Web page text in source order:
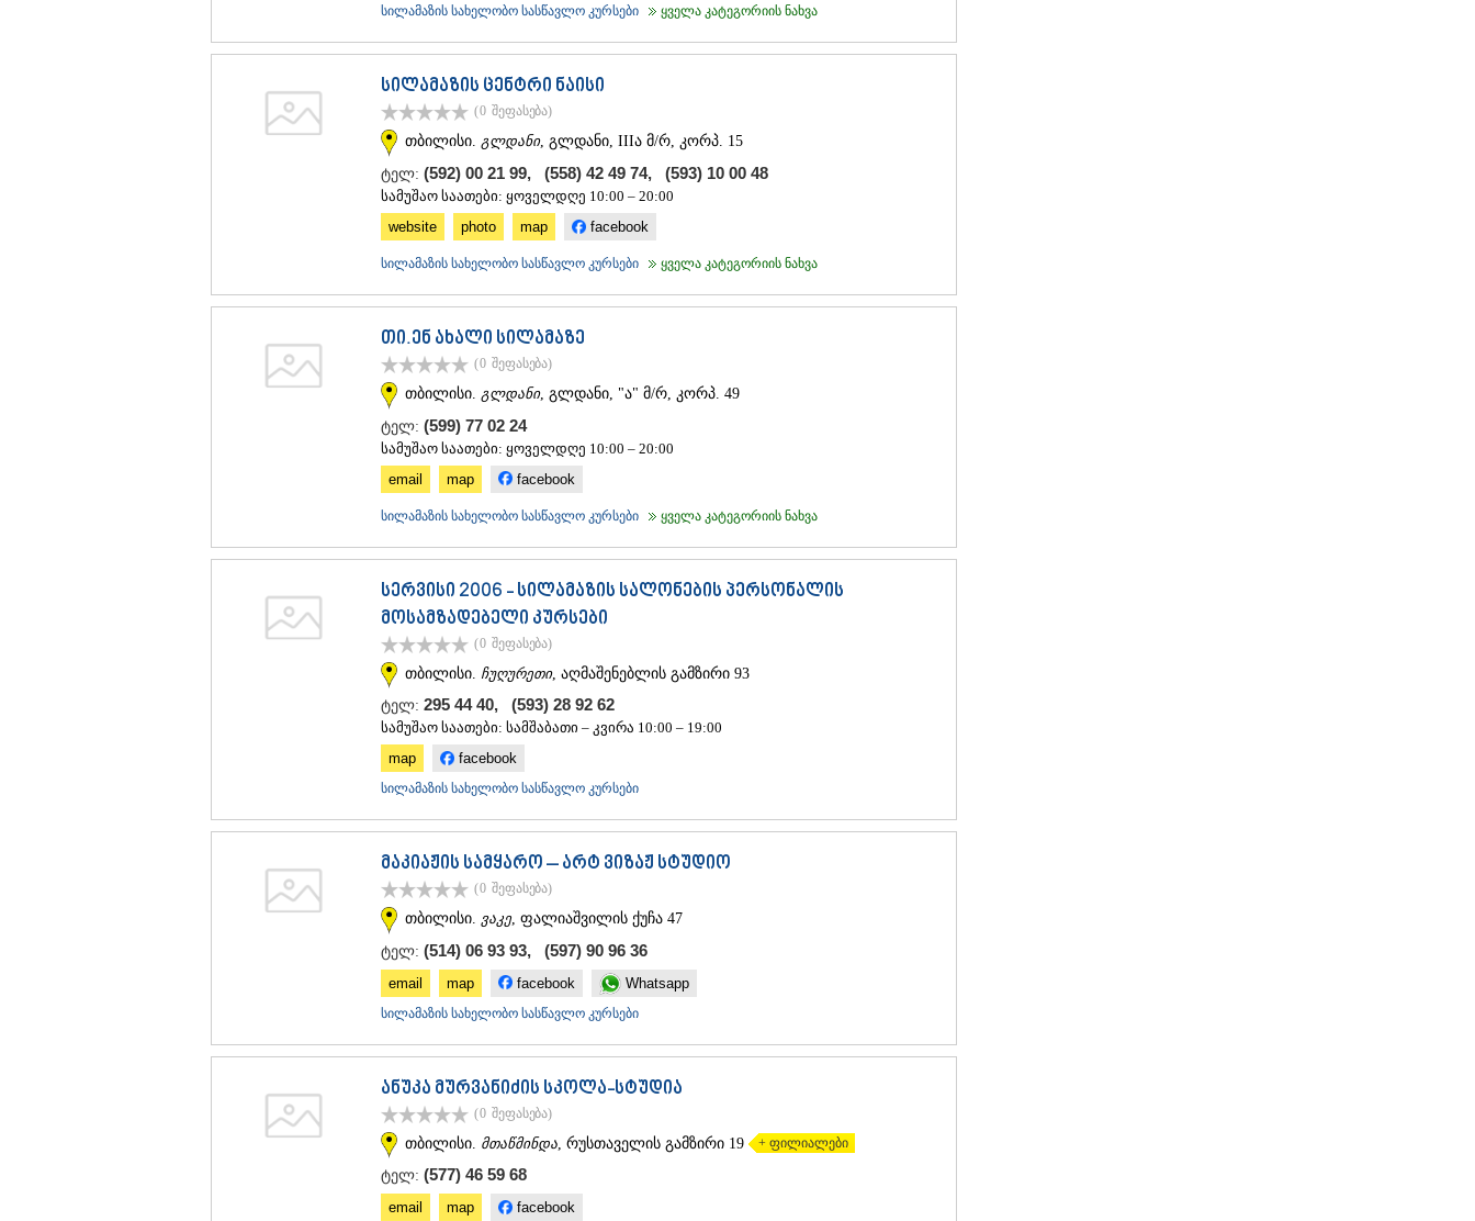
ᲡᲐᲥᲐᲠᲗᲕᲔᲚᲝ
სილამაზის სახელობო სასწავლო კურსები ყველა კატეგორიის ნახვა
სილამაზის ცენტრი ნაისი
(0 შეფასება)
თბილისი. გლდანი, გლდანი, IIIა მ/რ, კორპ. 15
ტელ: (592) 00 21 99, (558) 42 49 74, (593) 10 00 48
სამუშაო საათები: ყოველდღე 10:00 – 20:00
website
photo map facebook
სილამაზის სახელობო სასწავლო კურსები ყველა კატეგორიის ნახვა
თი.ენ ახალი სილამაზე
(0 შეფასება)
თბილისი. გლდანი, გლდანი, "ა" მ/რ, კორპ. 49
ტელ: (599) 77 02 24
სამუშაო საათები: ყოველდღე 10:00 – 20:00
email
map facebook
სილამაზის სახელობო სასწავლო კურსები ყველა კატეგორიის ნახვა
სერვისი 2006 - სილამაზის სალონების პერსონალის
მოსამზადებელი კურსები
(0 შეფასება)
თბილისი. ჩუღურეთი, აღმაშენებლის გამზირი 93
ტელ: 295 44 40, (593) 28 92 62
სამუშაო საათები: სამშაბათი – კვირა 10:00 – 19:00
map
facebook
სილამაზის სახელობო სასწავლო კურსები
მაკიაჟის სამყარო – არტ ვიზაჟ სტუდიო
(0 შეფასება)
თბილისი. ვაკე , ფალიაშვილის ქუჩა 47
ტელ: (514) 06 93 93, (597) 90 96 36
email map facebook Whatsapp
სილამაზის სახელობო სასწავლო კურსები
ანუკა მურვანიძის სკოლა-სტუდია
(0 შეფასება)
თბილისი. მთაწმინდა , რუსთაველის გამზირი 19 + ფილიალები
ტელ: (577) 46 59 68
email map facebook